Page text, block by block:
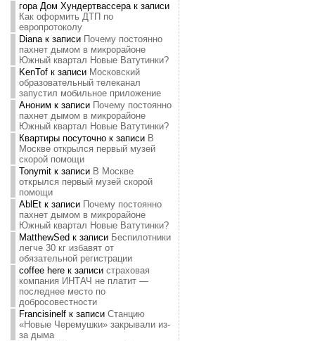
гора Дом Хундертвассерак записи
Как оформить ДТП по
европротоколу
Dianaк записи Почему постоянно
пахнет дымом в микрорайоне
Южный квартал Новые Ватутинки?
KenTofк записи Московский
образовательный телеканал
запустил мобильное приложение
Аноним к записи Почему постоянно
пахнет дымом в микрорайоне
Южный квартал Новые Ватутинки?
Квартиры посуточнок записи В
Москве открылся первый музей
скорой помощи
Tonymitк записи В Москве
открылся первый музей скорой
помощи
AblEtк записи Почему постоянно
пахнет дымом в микрорайоне
Южный квартал Новые Ватутинки?
MatthewSed к записи Беспилотники
легче 30 кг избавят от
обязательной регистрации
coffee hereк записи страховая
компания ИНТАЧ не платит —
последнее место по
добросовестности
Francisinelfк записи Станцию
«Новые Черемушки» закрывали из-
за дыма